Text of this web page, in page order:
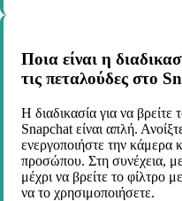
Ποια είναι η
τις πεταλούδες στο
Η διαδικασία για να βρείτε
Snapchat είναι απλή.
ενεργοποιήστε την κάμερα
προσώπου. Στη συνέχεια,
μέχρι να βρείτε το φίλτρο
να το χρησιμοποιήσετε.